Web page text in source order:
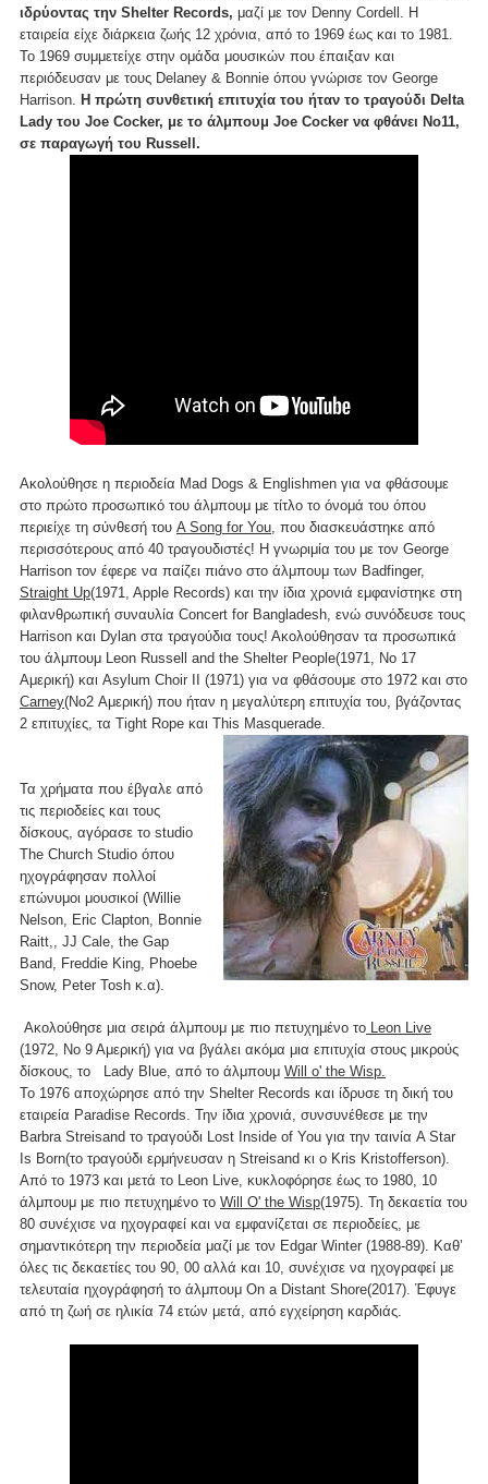
ιδρύοντας την Shelter Records, μαζί με τον Denny Cordell. Η
εταιρεία είχε διάρκεια ζωής 12 χρόνια, από το 1969 έως και το 1981.
Το 1969 συμμετείχε στην ομάδα μουσικών που έπαιξαν και
περιόδευσαν με τους Delaney & Bonnie όπου γνώρισε τον George
Harrison. Η πρώτη συνθετική επιτυχία του ήταν το τραγούδι Delta
Lady του Joe Cocker, με το άλμπουμ Joe Cocker να φθάνει Νο11,
σε παραγωγή του Russell.
Ακολούθησε η περιοδεία Mad Dogs & Englishmen για να φθάσουμε
στο πρώτο προσωπικό του άλμπουμ με τίτλο το όνομά του όπου
περιείχε τη σύνθεσή του A Song for You, που διασκευάστηκε από
περισσότερους από 40 τραγουδιστές! Η γνωριμία του με τον George
Harrison τον έφερε να παίζει πιάνο στο άλμπουμ των Badfinger,
Straight Up(1971, Apple Records) και την ίδια χρονιά εμφανίστηκε στη
φιλανθρωπική συναυλία Concert for Bangladesh, ενώ συνόδευσε τους
Harrison και Dylan στα τραγούδια τους! Ακολούθησαν τα προσωπικά
του άλμπουμ Leon Russell and the Shelter People(1971, Νο 17
Αμερική) και Asylum Choir II (1971) για να φθάσουμε στο 1972 και στο
Carney(No2 Αμερική) που ήταν η μεγαλύτερη επιτυχία του, βγάζοντας
2 επιτυχίες, τα Tight Rope και This Masquerade.
Τα χρήματα που έβγαλε από
τις περιοδείες και τους
δίσκους, αγόρασε το studio
The Church Studio όπου
ηχογράφησαν πολλοί
επώνυμοι μουσικοί (Willie
Nelson, Eric Clapton, Bonnie
Raitt,, JJ Cale, the Gap
Band, Freddie King, Phoebe
Snow, Peter Tosh κ.α).
Ακολούθησε μια σειρά άλμπουμ με πιο πετυχημένο το Leon Live
(1972, Νο 9 Αμερική) για να βγάλει ακόμα μια επιτυχία στους μικρούς
δίσκους, το Lady Blue, από το άλμπουμ Will o' the Wisp.
Το 1976 αποχώρησε από την Shelter Records και ίδρυσε τη δική του
εταιρεία Paradise Records. Την ίδια χρονιά, συνσυνέθεσε με την
Barbra Streisand το τραγούδι Lost Inside of You για την ταινία A Star
Is Born(το τραγούδι ερμήνευσαν η Streisand κι ο Kris Kristofferson).
Από το 1973 και μετά το Leon Live, κυκλοφόρησε έως το 1980, 10
άλμπουμ με πιο πετυχημένο το Will O' the Wisp(1975). Τη δεκαετία του
80 συνέχισε να ηχογραφεί και να εμφανίζεται σε περιοδείες, με
σημαντικότερη την περιοδεία μαζί με τον Edgar Winter (1988-89). Καθ’
όλες τις δεκαετίες του 90, 00 αλλά και 10, συνέχισε να ηχογραφεί με
τελευταία ηχογράφησή το άλμπουμ On a Distant Shore(2017). Έφυγε
από τη ζωή σε ηλικία 74 ετών μετά, από εγχείρηση καρδιάς.